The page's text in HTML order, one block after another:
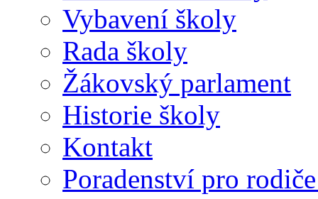
Vybavení školy
Rada školy
Žákovský parlament
Historie školy
Kontakt
Poradenství pro